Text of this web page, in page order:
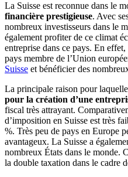
La Suisse est reconnue dans le
financière prestigieuse. Avec
nombreux investisseurs dans le
également profiter de ce climat
entreprise dans ce pays. En
pays membre de l’Union
Suisse et bénéficier des
La principale raison pour
pour la création d’une
fiscal très attrayant.
d’imposition en Suisse est très
%. Très peu de pays en Europe
avantageux. La Suisse a
nombreux États dans le monde.
la double taxation dans le cadre